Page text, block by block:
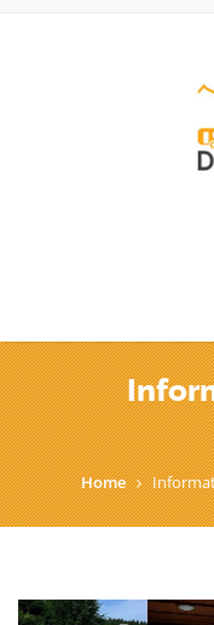
Home